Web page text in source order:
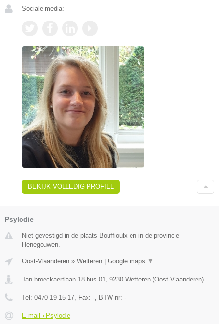
Sociale media:
BEKIJK VOLLEDIG PROFIEL
Psylodie
Niet gevestigd in de plaats Bouffioulx en in de provincie
Henegouwen.
Oost-Vlaanderen » Wetteren Google maps ▼
Jan broeckaertlaan 18 bus 01, 9230 Wetteren (Oost-Vlaanderen)
Tel: 0470 19 15 17, Fax: -, BTW-nr: -
E-mail › Psylodie